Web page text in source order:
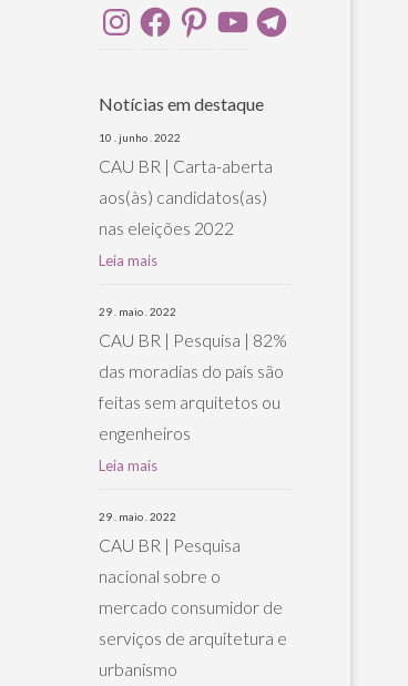
InstagramFacebookPinterestYouTubeTelegram
Notícias em destaque
10 . junho . 2022
CAU BR | Carta-aberta
aos(às) candidatos(as)
nas eleições 2022
Leia mais
29 . maio . 2022
CAU BR | Pesquisa | 82%
das moradias do país são
feitas sem arquitetos ou
engenheiros
Leia mais
29 . maio . 2022
CAU BR | Pesquisa
nacional sobre o
mercado consumidor de
serviços de arquitetura e
urbanismo